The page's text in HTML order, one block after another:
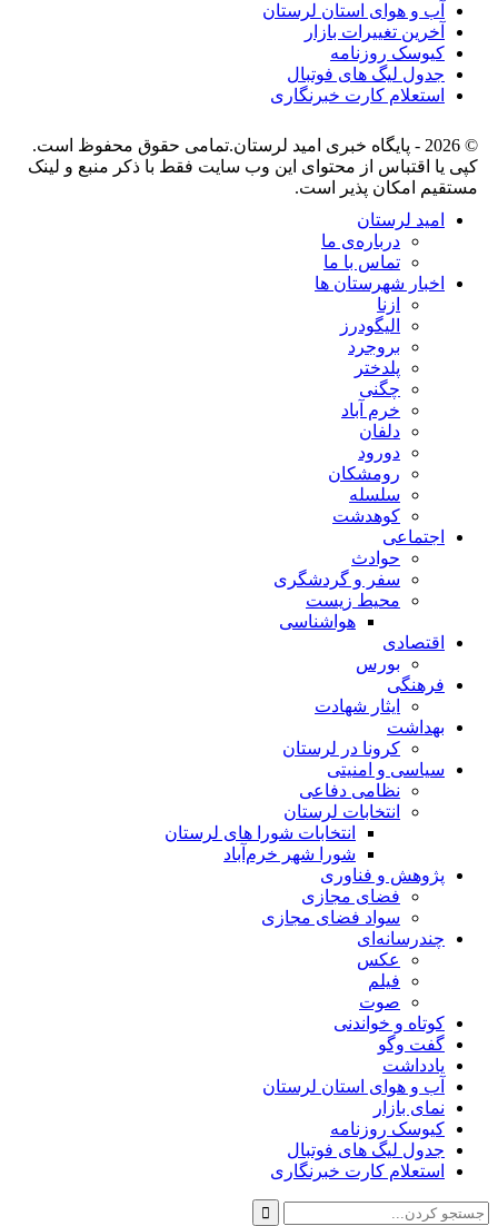
آب و هوای استان لرستان
آخرین تغییرات بازار
کیوسک روزنامه
جدول لیگ های فوتبال
استعلام کارت خبرنگاری
© 2026 - پایگاه خبری اميد لرستان.تمامی حقوق محفوظ است.
کپی یا اقتباس از محتوای این وب سایت فقط با ذکر منبع و لینک
مستقیم امکان پذیر است.
امید لرستان
درباره‌ی ما
تماس با ما
اخبار شهرستان ها
ازنا
الیگودرز
بروجرد
پلدختر
چگنی
خرم آباد
دلفان
دورود
رومشکان
سلسله
کوهدشت
اجتماعی
حوادث
سفر و گردشگری
محیط زیست
هواشناسی
اقتصادی
بورس
فرهنگی
ایثار شهادت
بهداشت
کرونا در لرستان
سیاسی و امنیتی
نظامی دفاعی
انتخابات لرستان
انتخابات شورا های لرستان
شورا شهر خرم‌آباد
پژوهش و فناوری
فضای مجازی
سواد فضای مجازی
چندرسانه‌ای
عكس
فیلم
صوت
کوتاه و خواندنی
گفت وگو
یادداشت
آب و هوای استان لرستان
نمای بازار
کیوسک روزنامه
جدول لیگ های فوتبال
استعلام کارت خبرنگاری